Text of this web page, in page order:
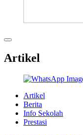
Artikel
Artikel
Berita
Info Sekolah
Prestasi